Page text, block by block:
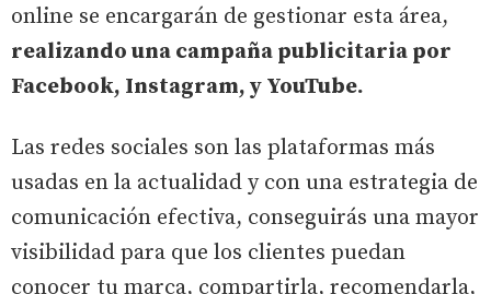
online se encargarán de gestionar esta área,
realizando una campaña publicitaria por
Facebook, Instagram, y YouTube.
Las redes sociales son las plataformas más
usadas en la actualidad y con una estrategia de
comunicación efectiva, conseguirás una mayor
visibilidad para que los clientes puedan
conocer tu marca, compartirla, recomendarla,